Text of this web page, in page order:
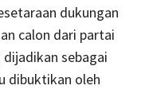
dukungan
calon dari partai
sebagai
dibuktikan oleh